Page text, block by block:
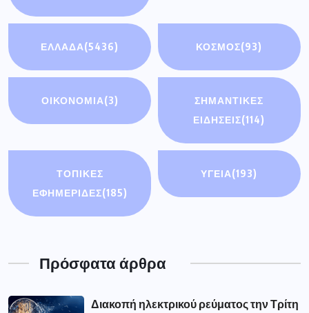
ΕΛΛΑΔΑ(5436) ΚΟΣΜΟΣ(93)
ΟΙΚΟΝΟΜΊΑ(3)
ΣΗΜΑΝΤΙΚΈΣ
ΕΙΔΉΣΕΙΣ(114)
ΤΟΠΙΚΕΣ
ΕΦΗΜΕΡΙΔΕΣ(185)
ΥΓΕΙΑ(193)
Πρόσφατα άρθρα
Διακοπή ηλεκτρικού ρεύματος την Τρίτη